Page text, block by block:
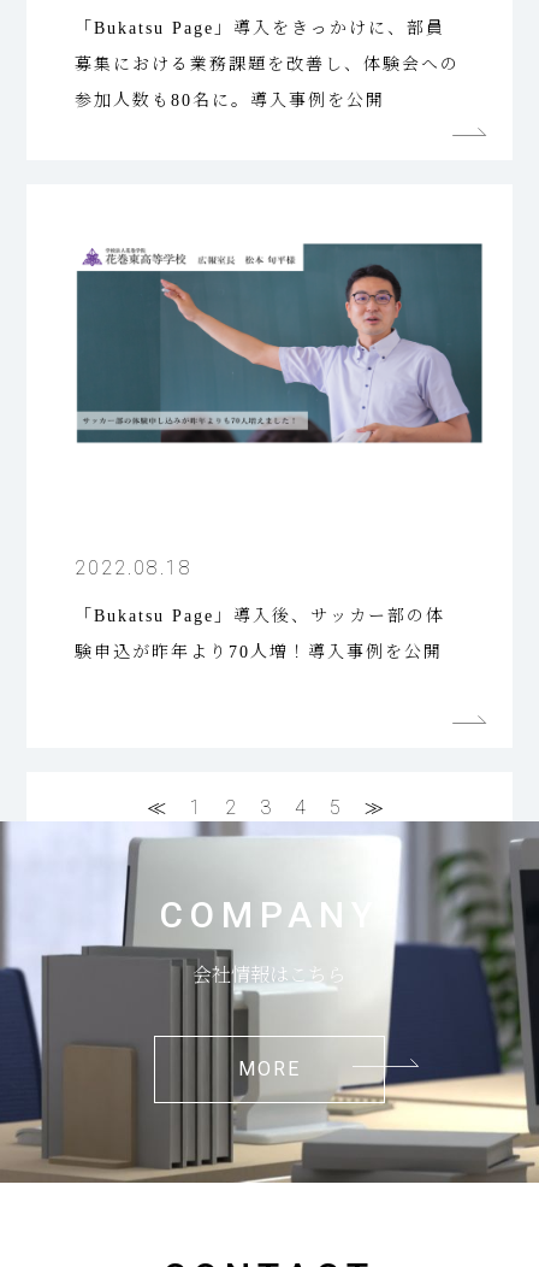
「Bukatsu Page」導入をきっかけに、部員
募集における業務課題を改善し、体験会への
参加人数も80名に。導入事例を公開
2022.08.18
「Bukatsu Page」導入後、サッカー部の体
験申込が昨年より70人増！導入事例を公開
≪ 1 2 3 4 5 ≫
COMPANY
会社情報はこちら
MORE